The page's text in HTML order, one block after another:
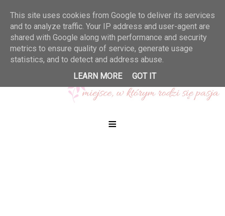
≡
This site uses cookies from Google to deliver its services
and to analyze traffic. Your IP address and user-agent are
shared with Google along with performance and security
metrics to ensure quality of service, generate usage
statistics, and to detect and address abuse.
LEARN MORE
GOT IT